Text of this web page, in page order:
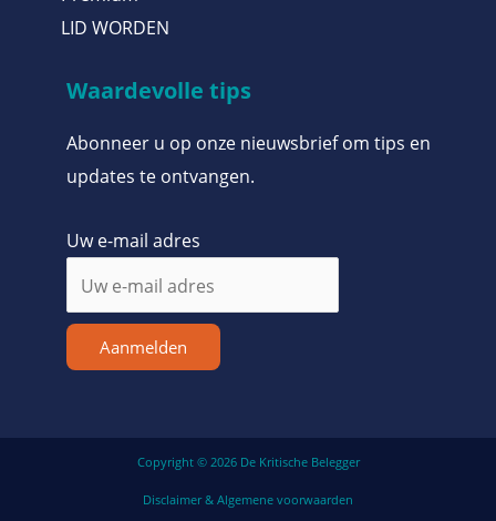
LID WORDEN
Waardevolle tips
Abonneer u op onze nieuwsbrief om tips en
updates te ontvangen.
Uw e-mail adres
Aanmelden
Copyright © 2026 De Kritische Belegger
Disclaimer & Algemene voorwaarden